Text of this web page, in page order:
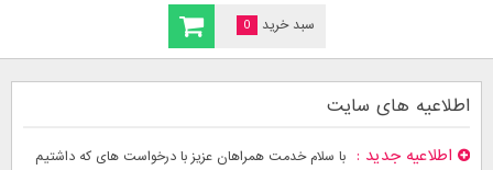
سبد خرید 0
اطلاعیه های سایت
اطلاعیه جدید
با سلام خدمت همراهان عزیز با درخواست های که داشتیم